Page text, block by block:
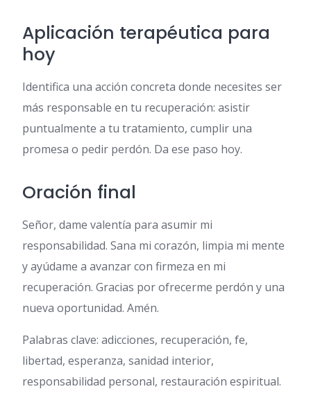
Aplicación terapéutica para
hoy
Identifica una acción concreta donde necesites ser
más responsable en tu recuperación: asistir
puntualmente a tu tratamiento, cumplir una
promesa o pedir perdón. Da ese paso hoy.
Oración final
Señor, dame valentía para asumir mi
responsabilidad. Sana mi corazón, limpia mi mente
y ayúdame a avanzar con firmeza en mi
recuperación. Gracias por ofrecerme perdón y una
nueva oportunidad. Amén.
Palabras clave: adicciones, recuperación, fe,
libertad, esperanza, sanidad interior,
responsabilidad personal, restauración espiritual.